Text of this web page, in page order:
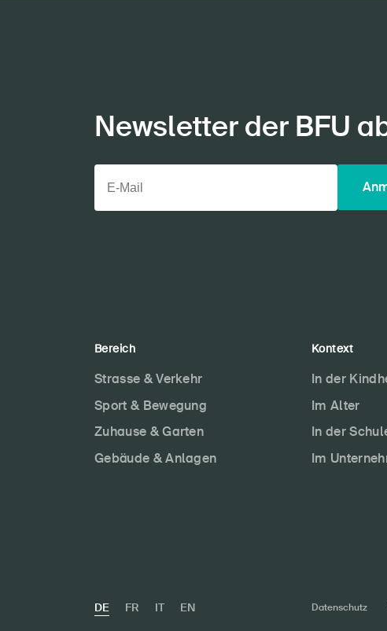
Newsletter der BFU
Bereich
Strasse & Verkehr
Sport & Bewegung
Zuhause & Garten
Gebäude & Anlagen
Kontext
In der
Im Alter
In der
Im
DE FR IT EN Datenschutz